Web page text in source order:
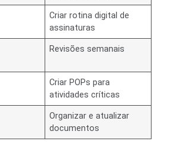
Criar rotina digital de
assinaturas
Revisões semanais
Criar POPs para
atividades críticas
Organizar e atualizar
documentos